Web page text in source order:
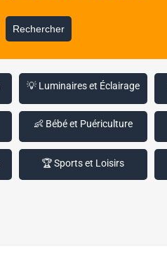
Rechercher
💡 Luminaires et Éclairage
👶 Bébé et Puériculture
🏆 Sports et Loisirs